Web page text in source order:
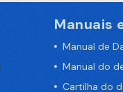
Manuais
Manual de
Manual do
Cartilha do